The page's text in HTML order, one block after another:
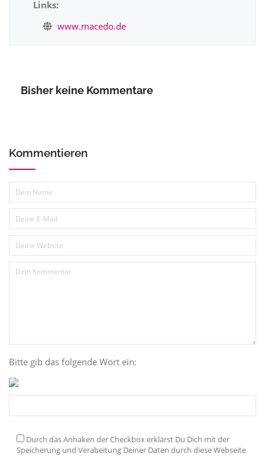
Links:
www.macedo.de
Bisher keine Kommentare
Kommentieren
Bitte gib das folgende Wort ein:
Durch das Anhaken der Checkbox erklärst Du Dich mit der
Speicherung und Verabeitung Deiner Daten durch diese Webseite